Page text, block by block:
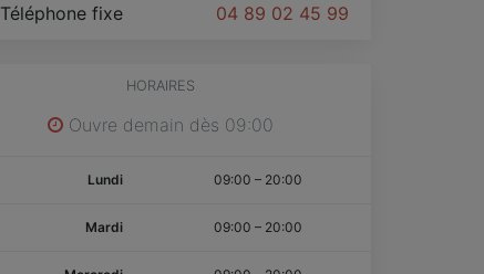
04 89 02 45 99
Téléphone fixe
HORAIRES
Ouvre demain dès 09:00
Lundi 09:00 – 20:00
Mardi 09:00 – 20:00